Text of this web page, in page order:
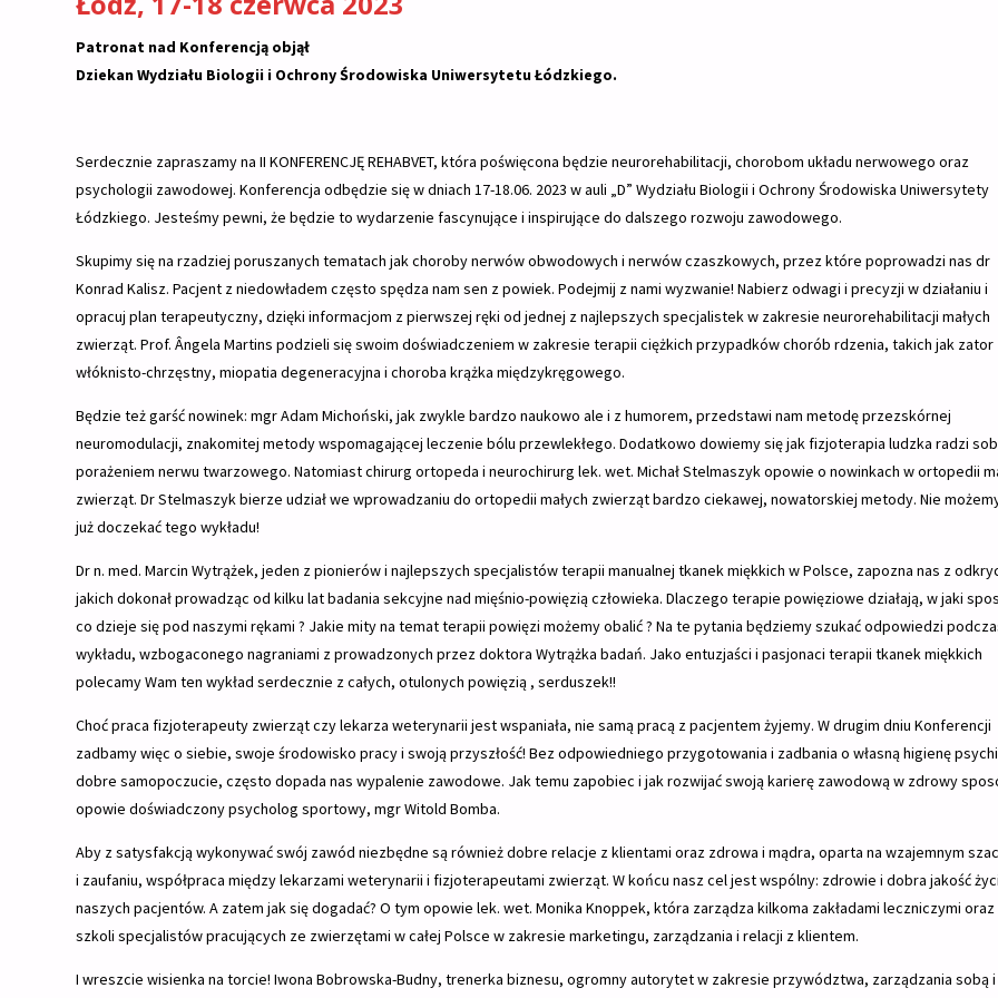
Patronat nad Konferencją objął
Dziekan Wydziału Biologii i Ochrony Środowiska Uniwersytetu Łódzkiego.
Serdecznie zapraszamy na II KONFERENCJĘ REHABVET, która poświęcona będzie neurorehabilitacji, chorobom układu nerwowego oraz
psychologii zawodowej. Konferencja odbędzie się w dniach 17-18.06. 2023 w auli „D” Wydziału Biologii i Ochrony Środowiska Uniwersytety
Łódzkiego. Jesteśmy pewni, że będzie to wydarzenie fascynujące i inspirujące do dalszego rozwoju zawodowego.
Skupimy się na rzadziej poruszanych tematach jak choroby nerwów obwodowych i nerwów czaszkowych, przez które poprowadzi nas dr
Konrad Kalisz. Pacjent z niedowładem często spędza nam sen z powiek. Podejmij z nami wyzwanie! Nabierz odwagi i precyzji w działaniu i
opracuj plan terapeutyczny, dzięki informacjom z pierwszej ręki od jednej z najlepszych specjalistek w zakresie neurorehabilitacji małych
zwierząt. Prof. Ângela Martins podzieli się swoim doświadczeniem w zakresie terapii ciężkich przypadków chorób rdzenia, takich jak zator
włóknisto-chrzęstny, miopatia degeneracyjna i choroba krążka międzykręgowego.
Będzie też garść nowinek: mgr Adam Michoński, jak zwykle bardzo naukowo ale i z humorem, przedstawi nam metodę przezskórnej
neuromodulacji, znakomitej metody wspomagającej leczenie bólu przewlekłego. Dodatkowo dowiemy się jak fizjoterapia ludzka radzi
porażeniem nerwu twarzowego. Natomiast chirurg ortopeda i neurochirurg lek. wet. Michał Stelmaszyk opowie o nowinkach w ortopedii
zwierząt. Dr Stelmaszyk bierze udział we wprowadzaniu do ortopedii małych zwierząt bardzo ciekawej, nowatorskiej metody. Nie
już doczekać tego wykładu!
Dr n. med. Marcin Wytrążek, jeden z pionierów i najlepszych specjalistów terapii manualnej tkanek miękkich w Polsce, zapozna nas z
jakich dokonał prowadząc od kilku lat badania sekcyjne nad mięśnio-powięzią człowieka. Dlaczego terapie powięziowe działają, w jaki
co dzieje się pod naszymi rękami ? Jakie mity na temat terapii powięzi możemy obalić ? Na te pytania będziemy szukać odpowiedzi
wykładu, wzbogaconego nagraniami z prowadzonych przez doktora Wytrążka badań. Jako entuzjaści i pasjonaci terapii tkanek miękkich
polecamy Wam ten wykład serdecznie z całych, otulonych powięzią , serduszek!!
Choć praca fizjoterapeuty zwierząt czy lekarza weterynarii jest wspaniała, nie samą pracą z pacjentem żyjemy. W drugim dniu Konferencji
zadbamy więc o siebie, swoje środowisko pracy i swoją przyszłość! Bez odpowiedniego przygotowania i zadbania o własną higienę
dobre samopoczucie, często dopada nas wypalenie zawodowe. Jak temu zapobiec i jak rozwijać swoją karierę zawodową w zdrowy
opowie doświadczony psycholog sportowy, mgr Witold Bomba.
Aby z satysfakcją wykonywać swój zawód niezbędne są również dobre relacje z klientami oraz zdrowa i mądra, oparta na wzajemnym
i zaufaniu, współpraca między lekarzami weterynarii i fizjoterapeutami zwierząt. W końcu nasz cel jest wspólny: zdrowie i dobra jakość
naszych pacjentów. A zatem jak się dogadać? O tym opowie lek. wet. Monika Knoppek, która zarządza kilkoma zakładami leczniczymi oraz
szkoli specjalistów pracujących ze zwierzętami w całej Polsce w zakresie marketingu, zarządzania i relacji z klientem.
I wreszcie wisienka na torcie! Iwona Bobrowska-Budny, trenerka biznesu, ogromny autorytet w zakresie przywództwa, zarządzania sobą i